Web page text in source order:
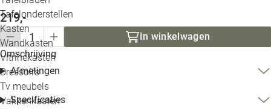
Tafelonderstellen
Kasten
Wandkasten
Vitrinekasten
Dressoirs
Tv meubels
Vakkenkasten
219,-
In winkelwagen
Omschrijving
Afmetingen
Specificaties